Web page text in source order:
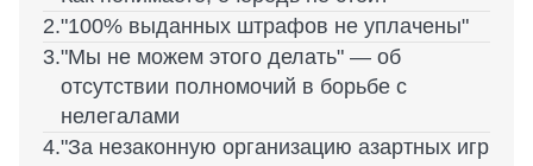
"100% выданных штрафов не уплачены"
"Мы не можем этого делать" — об
отсутствии полномочий в борьбе с
нелегалами
"За незаконную организацию азартных игр